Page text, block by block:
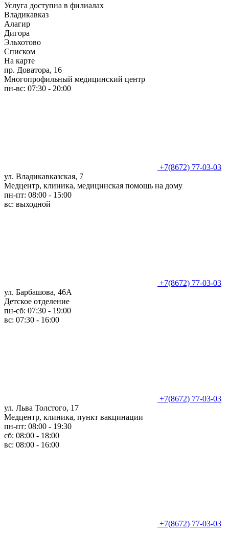
Услуга доступна в филиалах
Владикавказ
Алагир
Дигора
Эльхотово
Списком
На карте
пр. Доватора, 16
Многопрофильный медицинский центр
пн-вс: 07:30 - 20:00
+7(8672) 77-03-03
ул. Владикавказская, 7
Медцентр, клиника, медицинская помощь на дому
пн-пт: 08:00 - 15:00
вс: выходной
+7(8672) 77-03-03
ул. Барбашова, 46А
Детское отделение
пн-сб: 07:30 - 19:00
вс: 07:30 - 16:00
+7(8672) 77-03-03
ул. Льва Толстого, 17
Медцентр, клиника, пункт вакцинации
пн-пт: 08:00 - 19:30
сб: 08:00 - 18:00
вс: 08:00 - 16:00
+7(8672) 77-03-03